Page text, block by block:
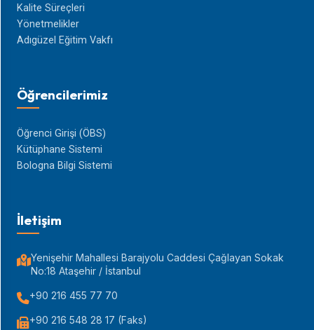
Kalite Süreçleri
Yönetmelikler
Adıgüzel Eğitim Vakfı
Öğrencilerimiz
Öğrenci Girişi (ÖBS)
Kütüphane Sistemi
Bologna Bilgi Sistemi
İletişim
Yenişehir Mahallesi Barajyolu Caddesi Çağlayan Sokak
No:18 Ataşehir / İstanbul
+90 216 455 77 70
+90 216 548 28 17 (Faks)